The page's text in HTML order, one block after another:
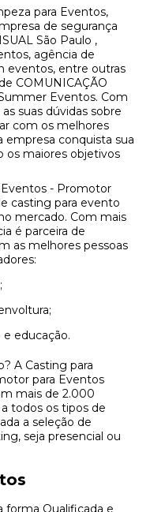
para Eventos,
de segurança
São Paulo ,
agência de
eventos, entre outras
COMUNICAÇÃO
Eventos. Com
suas dúvidas sobre
com os melhores
empresa conquista sua
os maiores objetivos
- Promotor
casting para evento
mercado. Com mais
é parceira de
as melhores pessoas
e educação.
A Casting para
para Eventos
mais de 2.000
todos os tipos de
a seleção de
seja presencial ou
forma Qualificada e